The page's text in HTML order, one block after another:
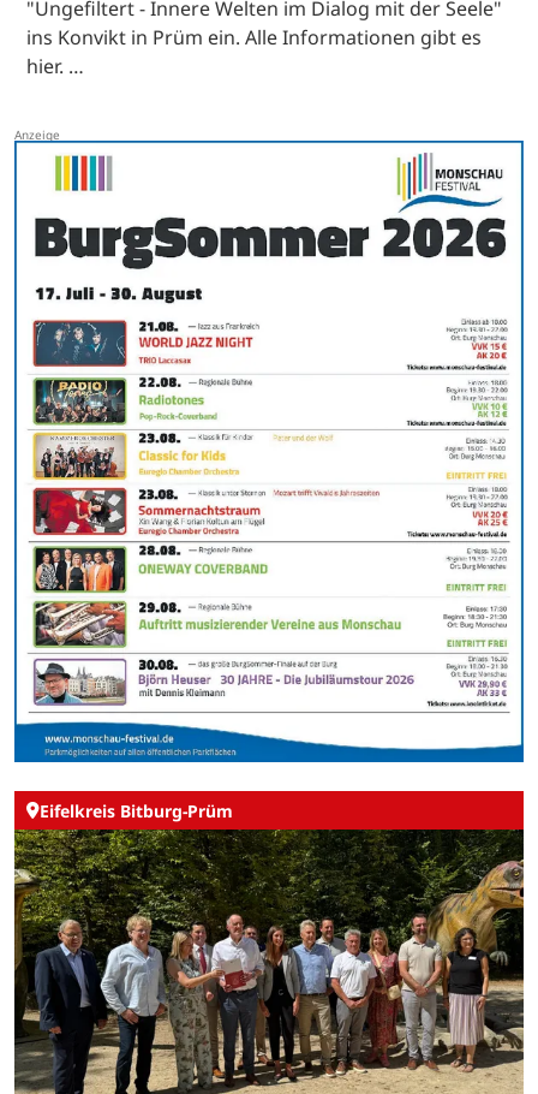
"Ungefiltert - Innere Welten im Dialog mit der Seele"
ins Konvikt in Prüm ein. Alle Informationen gibt es
hier. …
Eifelkreis Bitburg-Prüm